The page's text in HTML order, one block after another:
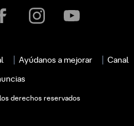
Ayúdanos a mejorar Canal
derechos reservados